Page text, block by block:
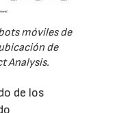
móviles de
de
Analysis.
de los